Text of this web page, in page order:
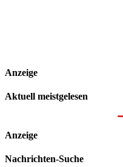
Anzeige
Aktuell meistgelesen
Anzeige
Nachrichten-Suche